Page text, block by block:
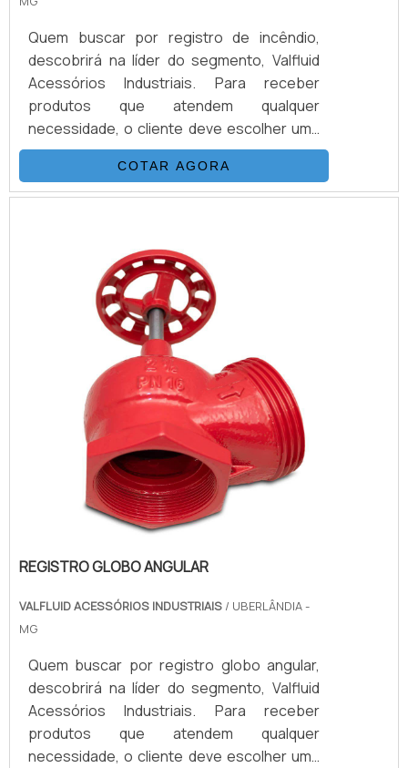
Quem buscar por registro de incêndio,
descobrirá na líder do segmento, Valfluid
Acessórios Industriais. Para receber
produtos que atendem qualquer
necessidade, o cliente deve escolher uma
organização que se destaque por um bom
suporte pré-venda e tenha ampla
experiência no ramo.MAIS INFORMAÇÕES
empresa altamente qualificada, encontra o
site da Valfluid Acessórios Ind...
COTAR AGORA
REGISTRO GLOBO ANGULAR
VALFLUID ACESSÓRIOS INDUSTRIAIS / UBERLÂNDIA -
MG
Quem buscar por registro globo angular,
descobrirá na líder do segmento, Valfluid
Acessórios Industriais. Para receber
produtos que atendem qualquer
necessidade, o cliente deve escolher uma